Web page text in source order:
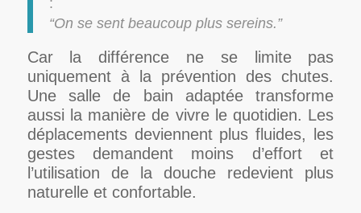
:
“On se sent beaucoup plus sereins.”
Car la différence ne se limite pas
uniquement à la prévention des chutes.
Une salle de bain adaptée transforme
aussi la manière de vivre le quotidien. Les
déplacements deviennent plus fluides, les
gestes demandent moins d’effort et
l’utilisation de la douche redevient plus
naturelle et confortable.